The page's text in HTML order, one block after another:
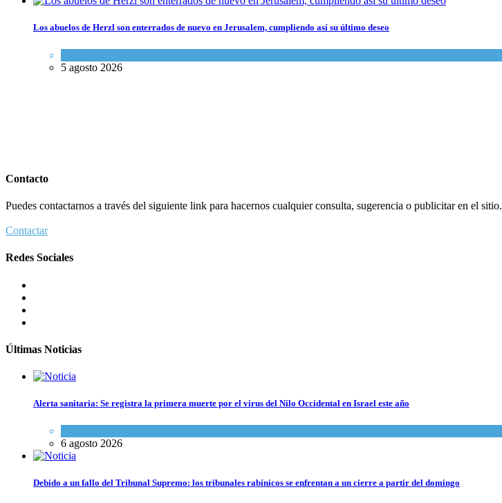
Los abuelos de Herzl son enterrados de nuevo en Jerusalem, cumpliendo así su último deseo
5 agosto 2026
Contacto
Puedes contactarnos a través del siguiente link para hacernos cualquier consulta, sugerencia o publicitar en el sitio.
Contactar
Redes Sociales
Últimas Noticias
Alerta sanitaria: Se registra la primera muerte por el virus del Nilo Occidental en Israel este año
6 agosto 2026
Debido a un fallo del Tribunal Supremo: los tribunales rabínicos se enfrentan a un cierre a partir del domingo